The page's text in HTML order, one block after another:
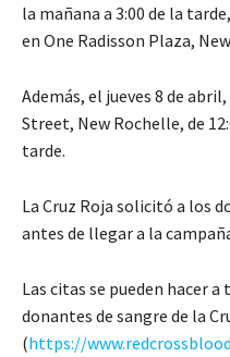
la mañana a 3:00 de la
en One Radisson Plaza,
Además, el jueves 8 de abril,
Street, New Rochelle, de
tarde.
La Cruz Roja solicitó a los
antes de llegar a la
Las citas se pueden hacer
donantes de sangre de la
(https://